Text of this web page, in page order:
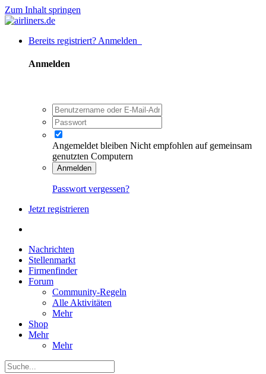
Zum Inhalt springen
Bereits registriert? Anmelden
Anmelden
Angemeldet bleiben Nicht empfohlen auf gemeinsam
genutzten Computern
Anmelden
Passwort vergessen?
Jetzt registrieren
Nachrichten
Stellenmarkt
Firmenfinder
Forum
Community-Regeln
Alle Aktivitäten
Mehr
Shop
Mehr
Mehr